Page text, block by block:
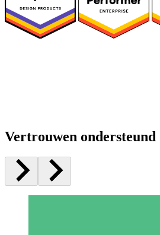
Vertrouwen